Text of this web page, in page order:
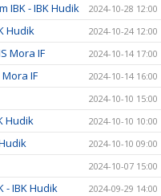
IBK - IBK Hudik 2024-10-28 12:00
Hudik 2024-10-24 12:00
Mora IF 2024-10-14 17:00
IF 2024-10-14 16:00
2024-10-10 15:00
Hudik 2024-10-10 10:00
2024-10-10 09:00
2024-10-07 15:00
- IBK Hudik 2024-09-29 14:00